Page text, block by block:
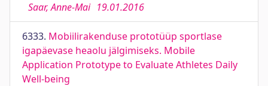
Saar, Anne-Mai 19.01.2016
6333. Mobiilirakenduse prototüüp sportlase
igapäevase heaolu jälgimiseks. Mobile
Application Prototype to Evaluate Athletes Daily
Well-being